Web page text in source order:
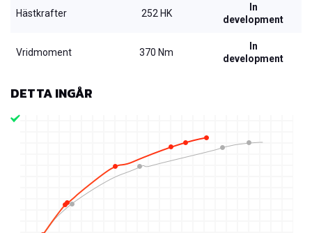
Hästkrafter 252 HK
In
development
Vridmoment 370 Nm
In
development
DETTA INGÅR